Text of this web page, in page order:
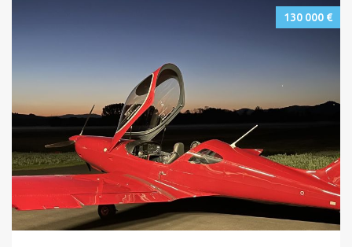
130 000 €